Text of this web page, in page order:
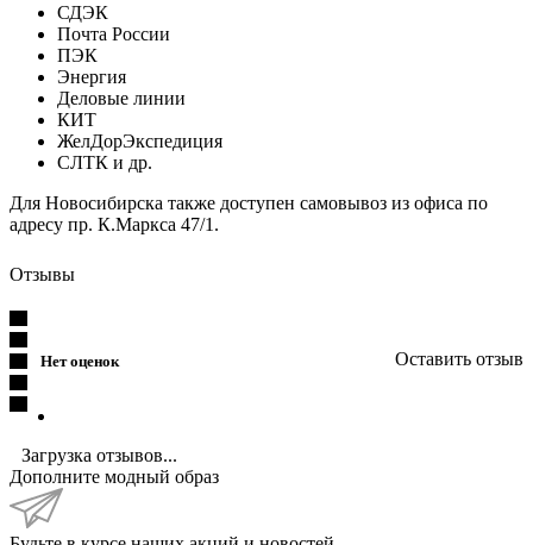
СДЭК
Почта России
ПЭК
Энергия
Деловые линии
КИТ
ЖелДорЭкспедиция
СЛТК и др.
Для Новосибирска также доступен самовывоз из офиса по
адресу пр. К.Маркса 47/1.
Отзывы
Нет оценок Оставить отзыв
Загрузка отзывов...
Дополните модный образ